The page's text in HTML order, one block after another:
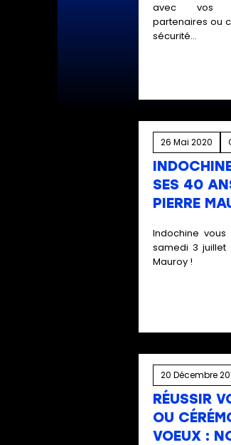
avec vos
partenaires ou
sécurité...
26 Mai 2020
SES 40
PIERRE
Indochine
samedi 3 juillet
Mauroy !
20 Décembre
RÉUSSIR
OU
VOEUX :